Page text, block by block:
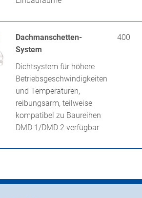
Dachmanschetten-
System
Dichtsystem für höhere
Betriebsgeschwindigkeiten
und Temperaturen,
reibungsarm, teilweise
kompatibel zu Baureihen
DMD 1/DMD 2 verfügbar
400